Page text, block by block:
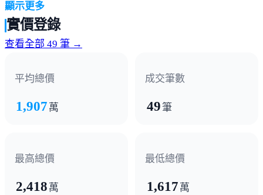
超商/賣場
顯示更多
實價登錄
查看全部 49 筆 →
平均總價
1,907 萬
成交筆數
49筆
最高總價
2,418 萬
最低總價
1,617 萬